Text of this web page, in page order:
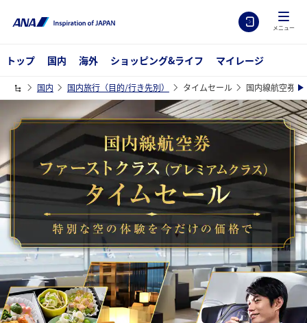
メニュー
トップ 国内 海外 ショッピング&ライフ マイレージ
国内 国内旅行（目的/行き先別） タイムセール 国内線航空券フ